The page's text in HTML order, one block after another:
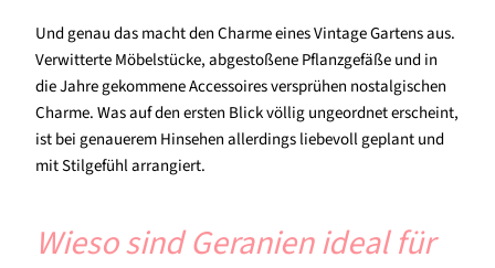
Und genau das macht den Charme eines Vintage Gartens aus.
Verwitterte Möbelstücke, abgestoßene Pflanzgefäße und in
die Jahre gekommene Accessoires versprühen nostalgischen
Charme. Was auf den ersten Blick völlig ungeordnet erscheint,
ist bei genauerem Hinsehen allerdings liebevoll geplant und
mit Stilgefühl arrangiert.
Wieso sind Geranien ideal für